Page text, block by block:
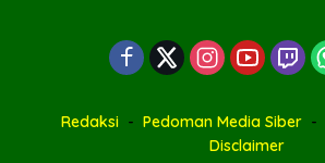
Redaksi Pedoman Media Siber
Disclaimer